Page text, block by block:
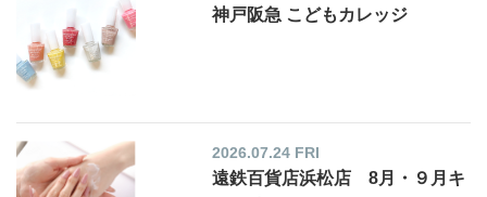
神戸阪急 こどもカレッジ
2026.07.24 FRI
遠鉄百貨店浜松店 8月・９月キ